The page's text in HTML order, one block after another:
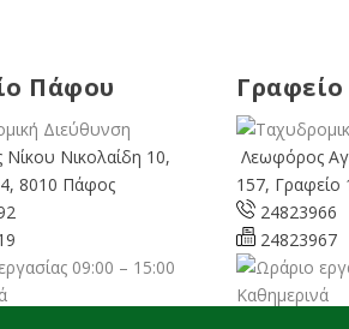
Πάφου
Νικολαίδη 10,
8010 Πάφος
09:00 – 15:00
Λεωφόρος
157, Γραφείο
24823966
24823967
Καθημερινά